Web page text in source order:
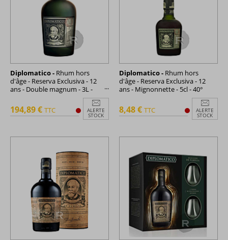
Diplomatico - Rhum hors
d'âge - Reserva Exclusiva - 12
ans - Double magnum - 3L -
ALERTE
STOCK
194,89 € TTC
Diplomatico - Rhum hors
d'âge - Reserva Exclusiva - 12
ans - Mignonnette - 5cl - 40°
ALERTE
STOCK
8,48 € TTC